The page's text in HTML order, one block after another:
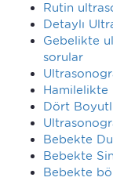
Rutin
Detaylı
Gebelikte
sorular
Hamilelikte
Dört
Bebekte
Bebekte
Bebekte